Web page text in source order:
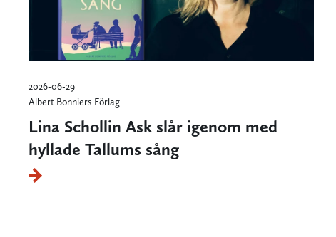
2026-06-29
Albert Bonniers Förlag
Lina Schollin Ask slår igenom med
hyllade Tallums sång